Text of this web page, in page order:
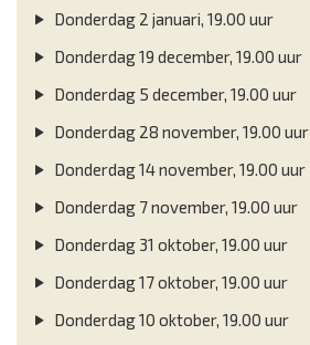
Donderdag 2 januari, 19.00 uur
Donderdag 19 december, 19.00 uur
Donderdag 5 december, 19.00 uur
Donderdag 28 november, 19.00 uur
Donderdag 14 november, 19.00 uur
Donderdag 7 november, 19.00 uur
Donderdag 31 oktober, 19.00 uur
Donderdag 17 oktober, 19.00 uur
Donderdag 10 oktober, 19.00 uur